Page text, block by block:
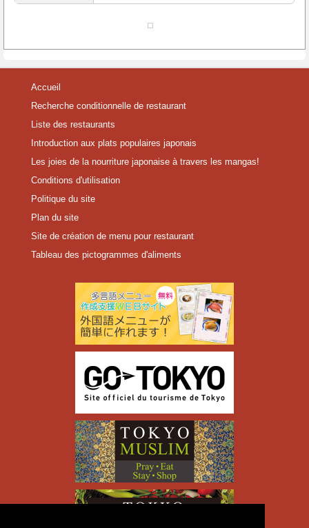
Accueil
Recherche conditionnelle de restaurant
Liste des restaurants
Introduction aux plats populaires japonais
Les joies de la nourriture japonaise à travers les mangas!
Conditions d'utilisation
Politique du site
Plan du site
Site de création de menu pour restaurant
Tableau des pictogrammes d'aliments